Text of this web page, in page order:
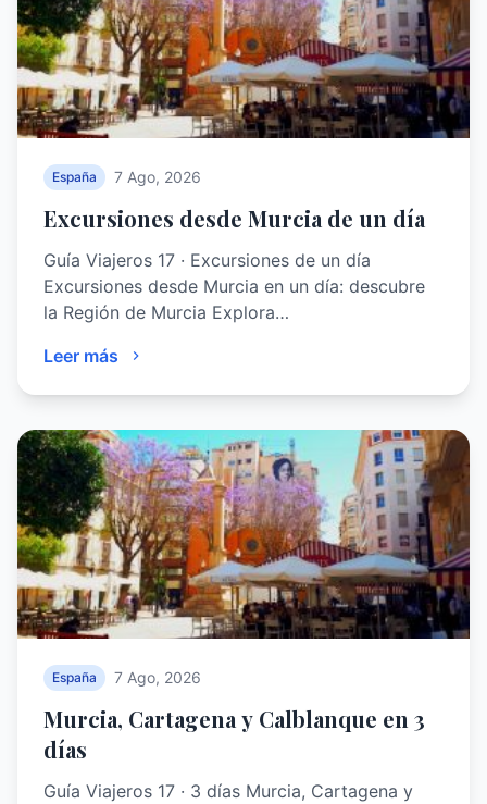
España 7 Ago, 2026
Excursiones desde Murcia de un día
Guía Viajeros 17 · Excursiones de un día
Excursiones desde Murcia en un día: descubre
la Región de Murcia Explora…
Leer más
España 7 Ago, 2026
Murcia, Cartagena y Calblanque en 3
días
Guía Viajeros 17 · 3 días Murcia, Cartagena y